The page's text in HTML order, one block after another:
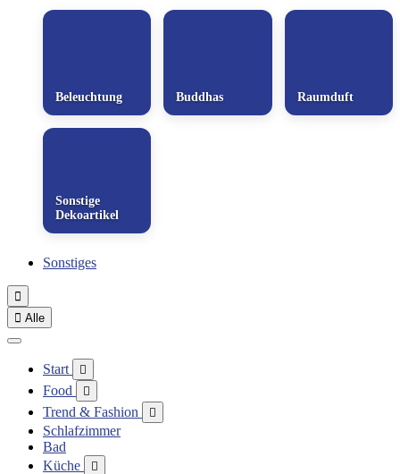
Beleuchtung Buddhas Raumduft
Sonstige
Dekoartikel
Sonstiges

 Alle
Start 
Food 
Trend & Fashion 
Schlafzimmer
Bad
Küche
